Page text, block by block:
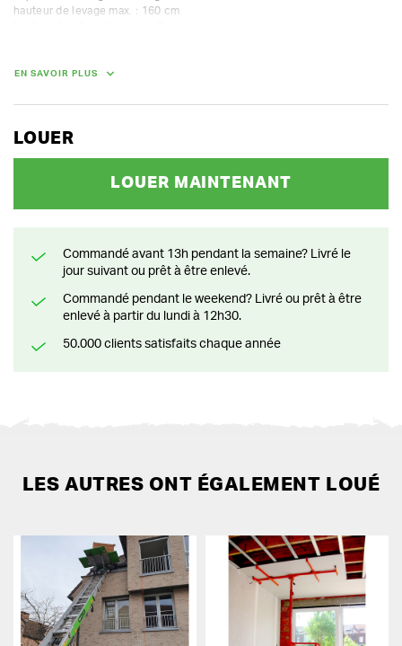
hauteur de levage max. : 160 cm
rayon de braquage : 140 cm
156 cm x 850 cm x 200 cm
EN SAVOIR PLUS
LOUER
LOUER MAINTENANT
Commandé avant 13h pendant la semaine? Livré le
jour suivant ou prêt à être enlevé.
Commandé pendant le weekend? Livré ou prêt à être
enlevé à partir du lundi à 12h30.
50.000 clients satisfaits chaque année
LES AUTRES ONT ÉGALEMENT LOUÉ